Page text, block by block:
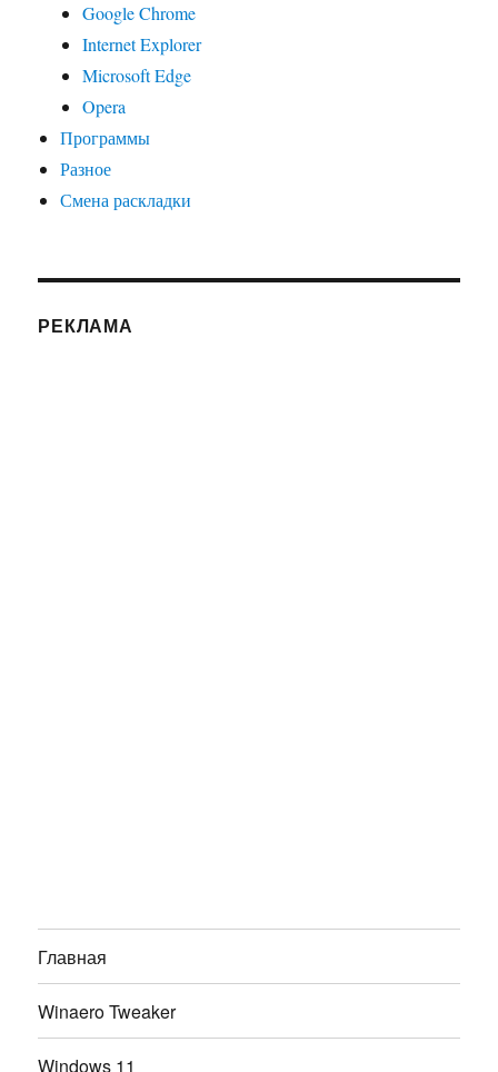
Google Chrome
Internet Explorer
Microsoft Edge
Opera
Программы
Разное
Смена раскладки
РЕКЛАМА
Главная
Winaero Tweaker
Windows 11